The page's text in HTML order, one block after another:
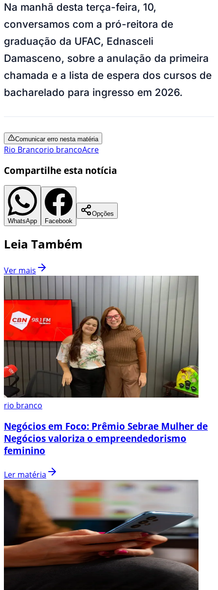
Na manhã desta terça-feira, 10,
conversamos com a pró-reitora de
graduação da UFAC, Ednasceli
Damasceno, sobre a anulação da primeira
chamada e a lista de espera dos cursos de
bacharelado para ingresso em 2026.
Comunicar erro nesta matéria
Rio Brancorio brancoAcre
Compartilhe esta notícia
WhatsApp Facebook
Opções
Leia Também
Ver mais
rio branco
Negócios em Foco: Prêmio Sebrae Mulher de
Negócios valoriza o empreendedorismo
feminino
Ler matéria